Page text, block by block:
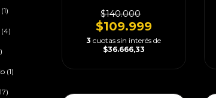
(1)
$140.000
$109.999
3 cuotas sin interés de
$36.666,33